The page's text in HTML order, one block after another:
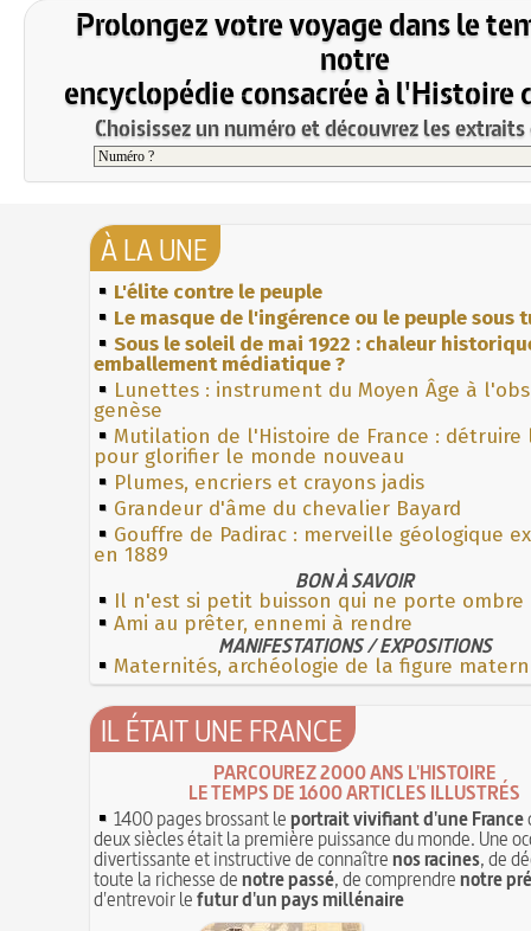
Prolongez votre voyage dans le
notre
encyclopédie consacrée à l'Histoire
Choisissez un numéro et découvrez les
À LA UNE
L'élite contre le peuple
Le masque de l'ingérence ou le peuple sous
Sous le soleil de mai 1922 : chaleur
emballement médiatique ?
Lunettes : instrument du Moyen Âge à
genèse
Mutilation de l'Histoire de France : détruire
pour glorifier le monde nouveau
Plumes, encriers et crayons jadis
Grandeur d'âme du chevalier Bayard
Gouffre de Padirac : merveille géologique
en 1889
BON À SAVOIR
Il n'est si petit buisson qui ne porte ombre
Ami au prêter, ennemi à rendre
MANIFESTATIONS / EXPOSITIONS
Maternités, archéologie de la figure
IL ÉTAIT UNE FRANCE
PARCOUREZ 2000 ANS L'HISTOIRE
LE TEMPS DE 1600 ARTICLES ILLUSTRÉS
1400 pages brossant leportrait vivifiant d'une France
deux siècles était la première puissance du monde. Une
divertissante et instructive de connaîtrenos racines, de
toute la richesse denotre passé, de comprendrenotre
d'entrevoir lefutur d'un pays millénaire